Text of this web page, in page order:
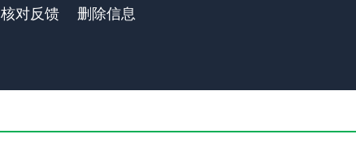
核对反馈
删除信息